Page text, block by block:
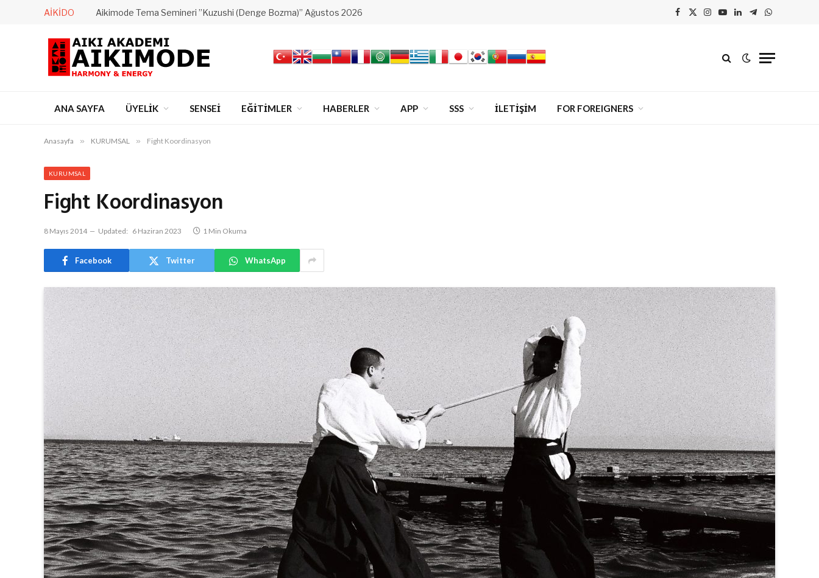
AIKIDO Aikimode Tema Semineri ”Kuzushi (Denge Bozma)” Ağustos 2026
Facebook
X
Instagram
YouTube
Linkedin'de
Telegram
WhatsApp
ANA SAYFA ÜYELİK SENSEİ EĞİTİMLER HABERLER APP SSS İLETİŞİM FOR FOREIGNERS
Anasayfa » KURUMSAL » Fight Koordinasyon
KURUMSAL
Fight Koordinasyon
8 Mayıs 2014 Updated: 6 Haziran 2023 1 Min Okuma
Facebook Twitter WhatsApp